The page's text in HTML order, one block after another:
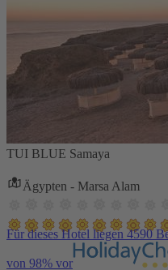
TUI BLUE Samaya
Ägypten - Marsa Alam
Für dieses Hotel liegen 4590
von 98% vor